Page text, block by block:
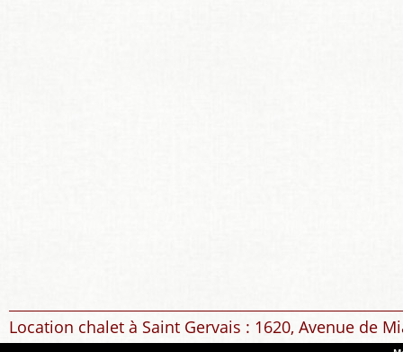
Location chalet à Saint Gervais : 1620, Avenue de